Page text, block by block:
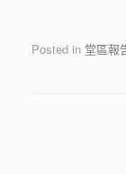
Posted in 堂區報
Post